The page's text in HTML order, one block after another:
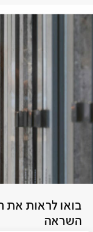
בואו לראות את
השראה